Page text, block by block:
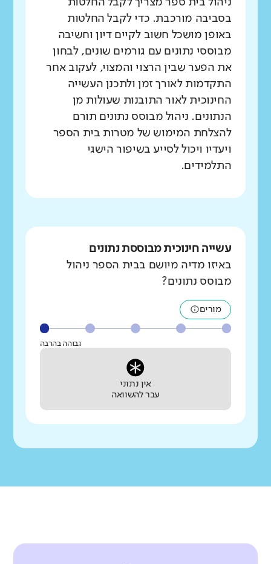
בסביבה מורכבת. כדי לקבל החלטות
באופן מושכל חשוב לקיים דיון וחשיבה
מבוססי נתונים עם גורמים שונים, לבחון
את הפער שבין הרצוי והמצוי, לעקוב אחר
התקדמות לאורך זמן ולתכנן העשייה
החינוכית לאור התובנות שעולות מן
הנתונים. ניהול מבוסס נתונים תורם
להצלחת המימוש של מטרות בית הספר
ויעדיו ויכול לסייע בשיפור הישגי
התלמידים.
עשייה חינוכית מבוססת נתונים
באיזו מדיה מיושם בבית הספר ניהול
מבוסס נתונים?
מורים
גבוהה בהרבה
אין נתוני
עבר להשוואה